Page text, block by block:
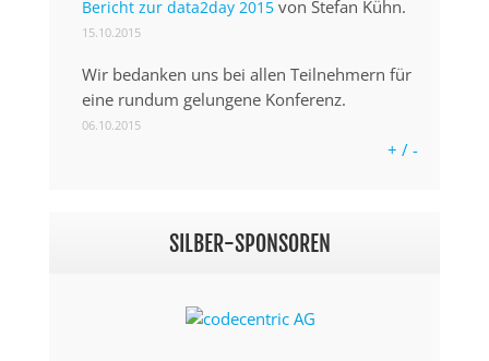
Bericht zur data2day 2015 von Stefan Kühn.
15.10.2015
Wir bedanken uns bei allen Teilnehmern für
eine rundum gelungene Konferenz.
06.10.2015
+ / -
SILBER-SPONSOREN